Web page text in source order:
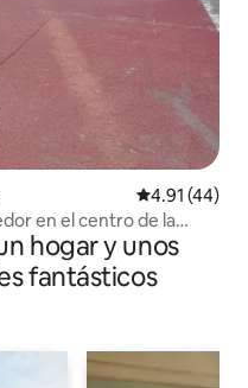
Calificación
4.91 (44)
en el centro de la
hogar y unos
fantásticos